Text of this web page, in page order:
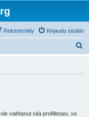
Kirjaudu sisään
Rekisteröidy
vaihtanut sitä profiilistasi, se